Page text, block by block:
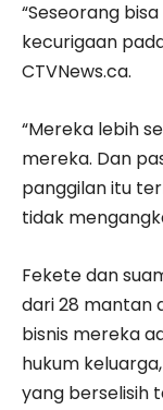
“Seseorang
kecurigaan
CTVNews.ca.
“Mereka lebih
mereka. Dan
panggilan itu
tidak
Fekete dan
dari 28 mantan
bisnis mereka
hukum
yang berselisih